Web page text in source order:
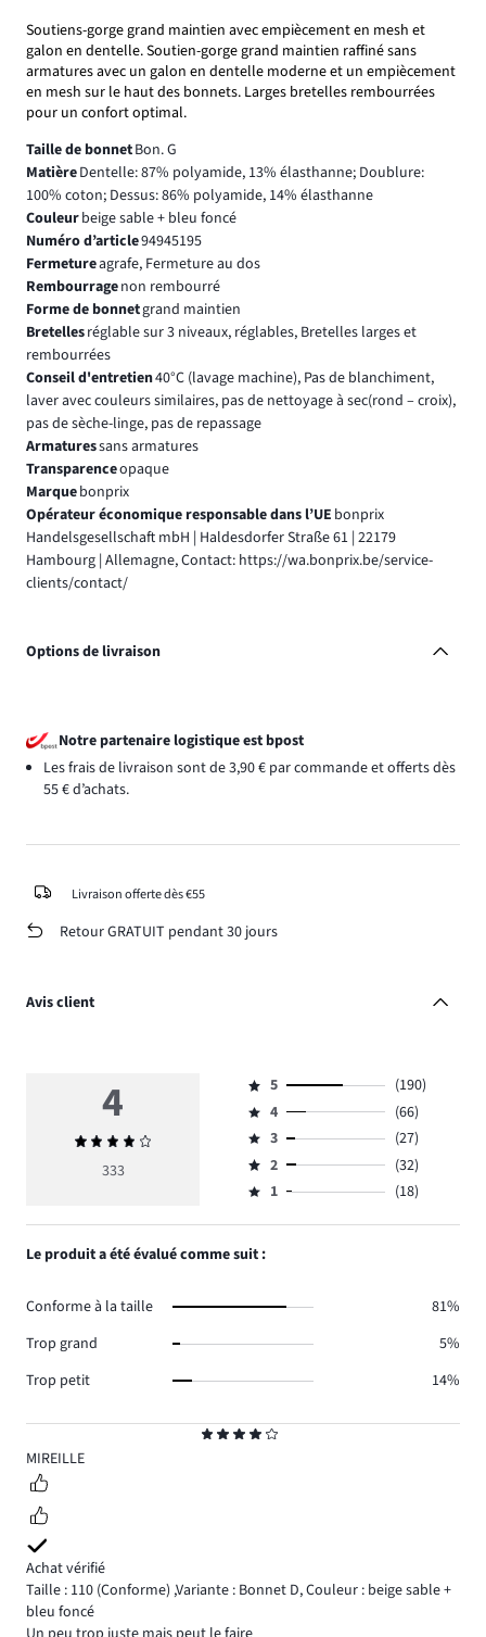
Soutiens-gorge grand maintien avec empiècement en mesh et
galon en dentelle. Soutien-gorge grand maintien raffiné sans
armatures avec un galon en dentelle moderne et un empiècement
en mesh sur le haut des bonnets. Larges bretelles rembourrées
pour un confort optimal.
Taille de bonnetBon. G
MatièreDentelle: 87% polyamide, 13% élasthanne; Doublure:
100% coton; Dessus: 86% polyamide, 14% élasthanne
Couleurbeige sable + bleu foncé
Numéro d’article94945195
Fermetureagrafe, Fermeture au dos
Rembourragenon rembourré
Forme de bonnetgrand maintien
Bretellesréglable sur 3 niveaux, réglables, Bretelles larges et
rembourrées
Conseil d'entretien40°C (lavage machine), Pas de blanchiment,
laver avec couleurs similaires, pas de nettoyage à sec(rond – croix),
pas de sèche-linge, pas de repassage
Armaturessans armatures
Transparenceopaque
Marquebonprix
Opérateur économique responsable dans l’UE bonprix
Handelsgesellschaft mbH | Haldesdorfer Straße 61 | 22179
Hambourg | Allemagne, Contact: https://wa.bonprix.be/service-
clients/contact/
Options de livraison
Notre partenaire logistique est bpost
Les frais de livraison sont de 3,90 € par commande et offerts dès
55 € d’achats.
Livraison offerte dès €55
Retour GRATUIT pendant 30 jours
Avis client
4
MIREILLE
Achat vérifié
Taille : 110 (Conforme) ,Variante : Bonnet D,Couleur : beige sable +
bleu foncé
4
Note
moyenne
333
Note
5,
nombre
de
votes
190.
5
(190)
Note
4,
nombre
de
66.
4
(66)
Note
3,
nombre
27.
3
(27)
Note
2,
votes
2
(32)
Note
1,
nombre
de
18.
1 (18)
Le produit a été évalué comme suit :
Conforme à la taille
81%
Trop grand
5%
Trop petit
14%